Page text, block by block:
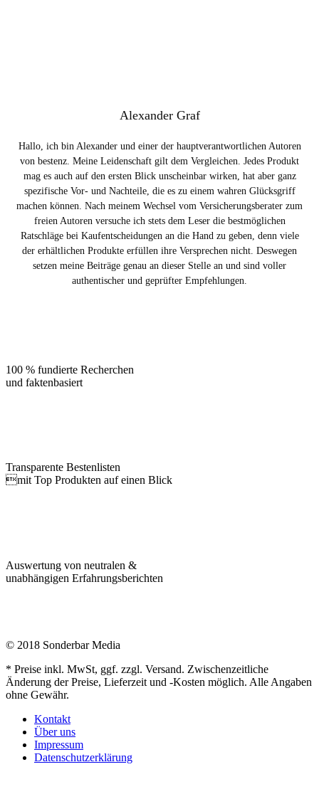
Alexander Graf
Hallo, ich bin Alexander und einer der hauptverantwortlichen Autoren
von bestenz. Meine Leidenschaft gilt dem Vergleichen. Jedes Produkt
mag es auch auf den ersten Blick unscheinbar wirken, hat aber ganz
spezifische Vor- und Nachteile, die es zu einem wahren Glücksgriff
machen können. Nach meinem Wechsel vom Versicherungsberater zum
freien Autoren versuche ich stets dem Leser die bestmöglichen
Ratschläge bei Kaufentscheidungen an die Hand zu geben, denn viele
der erhältlichen Produkte erfüllen ihre Versprechen nicht. Deswegen
setzen meine Beiträge genau an dieser Stelle an und sind voller
authentischer und geprüfter Empfehlungen.
100 % fundierte Recherchen
und faktenbasiert
Transparente Bestenlisten
mit Top Produkten auf einen Blick
Auswertung von neutralen &
unabhängigen Erfahrungsberichten
© 2018 Sonderbar Media
* Preise inkl. MwSt, ggf. zzgl. Versand. Zwischenzeitliche
Änderung der Preise, Lieferzeit und -Kosten möglich. Alle Angaben
ohne Gewähr.
Kontakt
Über uns
Impressum
Datenschutzerklärung